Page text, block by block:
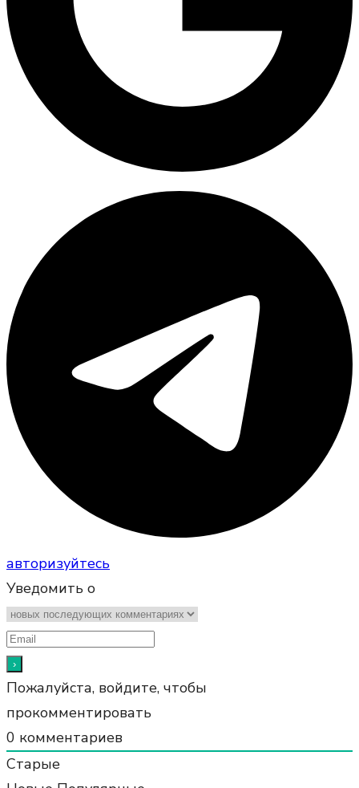
авторизуйтесь
Уведомить о
Пожалуйста, войдите, чтобы
прокомментировать
0 комментариев
Старые